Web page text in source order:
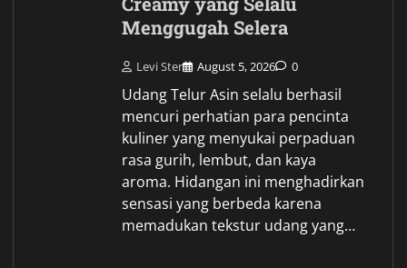
Menggugah Selera
Levi Ster August 5, 2026 0
Udang Telur Asin selalu berhasil
mencuri perhatian para pencinta
kuliner yang menyukai perpaduan
rasa gurih, lembut, dan kaya
aroma. Hidangan ini menghadirkan
sensasi yang berbeda karena
memadukan tekstur udang yang…